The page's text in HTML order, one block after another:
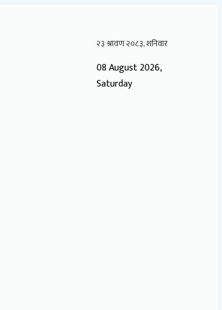
08 August 2026,
Saturday